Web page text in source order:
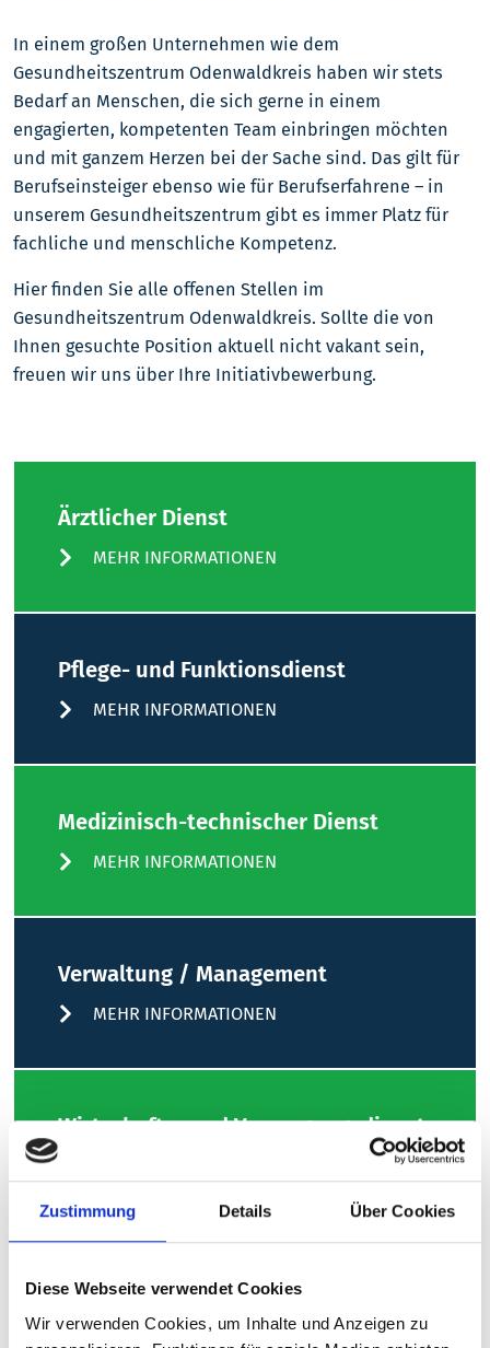
Zustimmung Details Über Cookies
Diese Webseite verwendet Cookies
Wir verwenden Cookies, um Inhalte und Anzeigen zu
In einem großen Unternehmen wie dem
Gesundheitszentrum Odenwaldkreis haben wir stets
Bedarf an Menschen, die sich gerne in einem
engagierten, kompetenten Team einbringen möchten
und mit ganzem Herzen bei der Sache sind. Das gilt für
Berufseinsteiger ebenso wie für Berufserfahrene – in
unserem Gesundheitszentrum gibt es immer Platz für
fachliche und menschliche Kompetenz.
Hier finden Sie alle offenen Stellen im
Gesundheitszentrum Odenwaldkreis. Sollte die von
Ihnen gesuchte Position aktuell nicht vakant sein,
freuen wir uns über Ihre Initiativbewerbung.
Ärztlicher Dienst
MEHR INFORMATIONEN
Pflege- und Funktionsdienst
MEHR INFORMATIONEN
Medizinisch-technischer Dienst
MEHR INFORMATIONEN
Verwaltung / Management
MEHR INFORMATIONEN
Wirtschafts- und Versorgungsdienst
Technischer Dienst
MEHR INFORMATIONEN